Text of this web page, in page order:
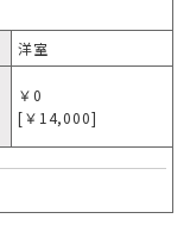
洋室
￥0
[￥14,000]